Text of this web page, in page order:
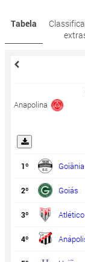
Tabela
Anapolina
1º Goiânia
2º Goiás
3º Atlético
4º